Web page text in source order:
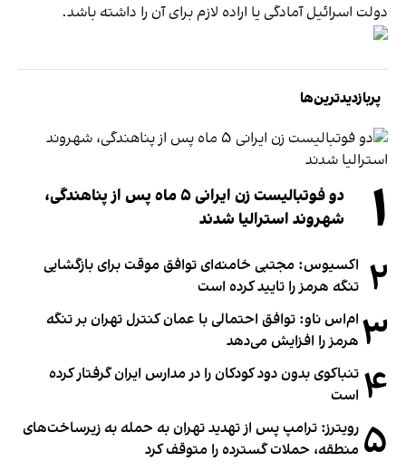
دولت اسرائیل آمادگی یا اراده لازم برای آن را داشته باشد.
پربازدیدترین‌ها
۱
دو فوتبالیست زن ایرانی ۵ ماه پس از پناهندگی،
شهروند استرالیا شدند
۲ اکسیوس: مجتبی خامنه‌ای توافق موقت برای بازگشایی
تنگه هرمز را تایید کرده است
۳ ام‌اس ناو: توافق احتمالی با عمان کنترل تهران بر تنگه
هرمز را افزایش می‌دهد
۴ تنباکوی بدون دود کودکان را در مدارس ایران گرفتار کرده
است
۵ رویترز: ترامپ پس از تهدید تهران به حمله به زیرساخت‌های
منطقه، حملات گسترده را متوقف کرد